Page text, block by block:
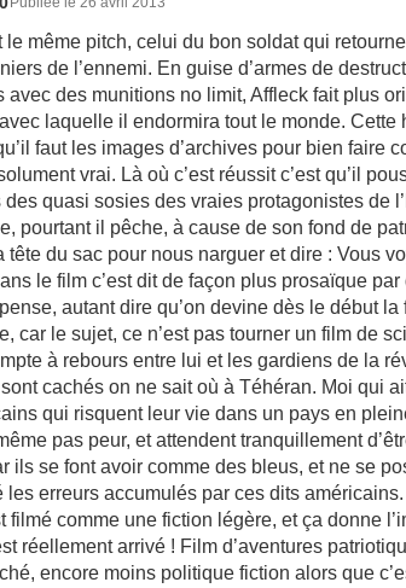
le même pitch, celui du bon soldat qui
de l’ennemi. En guise d’armes de
avec des munitions no limit, Affleck fait plus
laquelle il endormira tout le monde. Cette
faut les images d’archives pour bien faire
vrai. Là où c’est réussit c’est qu’il
des quasi sosies des vraies protagonistes de
pourtant il pêche, à cause de son fond de
tête du sac pour nous narguer et dire : Vous
le film c’est dit de façon plus prosaïque par
autant dire qu’on devine dès le début
car le sujet, ce n’est pas tourner un film de
à rebours entre lui et les gardiens de la
cachés on ne sait où à Téhéran. Moi qui
qui risquent leur vie dans un pays en
pas peur, et attendent tranquillement
ils se font avoir comme des bleus, et ne se
les erreurs accumulés par ces dits
filmé comme une fiction légère, et ça donne
réellement arrivé ! Film d’aventures
encore moins politique fiction alors que